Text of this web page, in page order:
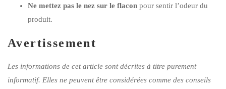
Ne mettez pas le nez sur le flacon pour sentir l’odeur du
produit.
Avertissement
Les informations de cet article sont décrites à titre purement
informatif. Elles ne peuvent être considérées comme des conseils